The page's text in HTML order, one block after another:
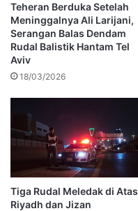
Teheran Berduka Setelah
Meninggalnya Ali Larijani,
Serangan Balas Dendam
Rudal Balistik Hantam Tel
Aviv
18/03/2026
Tiga Rudal Meledak di Atas
Riyadh dan Jizan